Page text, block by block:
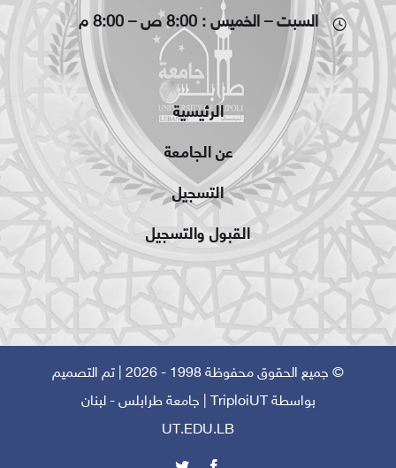
السبت – الخميس : 8:00 ص – 8:00 م
الرئيسية
عن الجامعة
التسجيل
القبول والتسجيل
© جميع الحقوق محفوظة 1998 - 2026 | تم التصميم
بواسطةTriploiUT | جامعة طرابلس - لبنان
UT.EDU.LB